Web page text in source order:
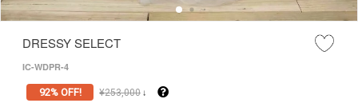
DRESSY SELECT
IC-WDPR-4
¥253,000↓
92% OFF!